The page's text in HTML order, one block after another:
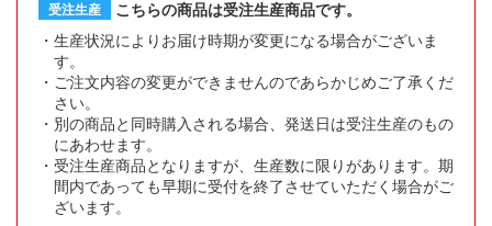
受注生産
こちらの商品は受注生産商品です。
生産状況によりお届け時期が変更になる場合がございま
す。
ご注文内容の変更ができませんのであらかじめご了承くだ
さい。
別の商品と同時購入される場合、発送日は受注生産のもの
にあわせます。
受注生産商品となりますが、生産数に限りがあります。期
間内であっても早期に受付を終了させていただく場合がご
ざいます。